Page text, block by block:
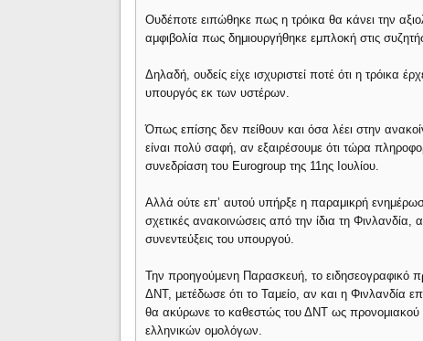
Ουδέποτε ειπώθηκε πως η τρόικα θα κάνει την
αμφιβολία πως δημιουργήθηκε εμπλοκή στις
Δηλαδή, ουδείς είχε ισχυριστεί ποτέ ότι η τρόικα
υπουργός εκ των υστέρων.
Όπως επίσης δεν πείθουν και όσα λέει στην
είναι πολύ σαφή, αν εξαιρέσουμε ότι τώρα
συνεδρίαση του Eurogroup της 11ης Ιουλίου.
Αλλά ούτε επ’ αυτού υπήρξε η παραμικρή
σχετικές ανακοινώσεις από την ίδια τη Φινλανδία,
συνεντεύξεις του υπουργού.
Την προηγούμενη Παρασκευή, το ειδησεογραφικό
ΔΝΤ, μετέδωσε ότι το Ταμείο, αν και η Φινλανδία
θα ακύρωνε το καθεστώς του ΔΝΤ ως προνομιακού
ελληνικών ομολόγων.